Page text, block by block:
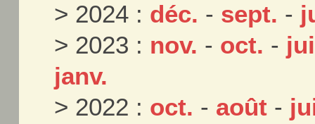
> 2024 : déc. - sept. -
> 2023 : nov. - oct. -
janv.
> 2022 : oct. - août -